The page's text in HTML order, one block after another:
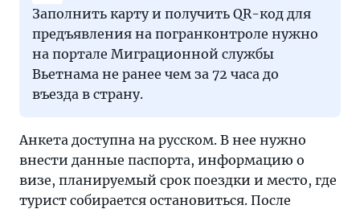
Заполнить карту и получить QR-код для
предъявления на погранконтроле нужно
на портале Миграционной службы
Вьетнама не ранее чем за 72 часа до
въезда в страну.
Анкета доступна на русском. В нее нужно
внести данные паспорта, информацию о
визе, планируемый срок поездки и место, где
турист собирается остановиться. После